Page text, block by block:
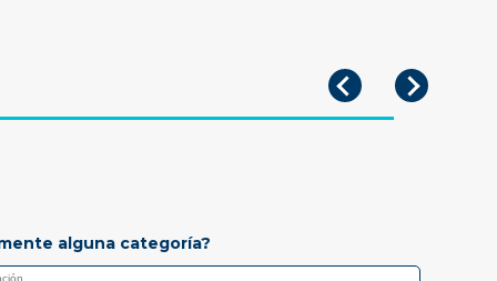
alguna categoría?